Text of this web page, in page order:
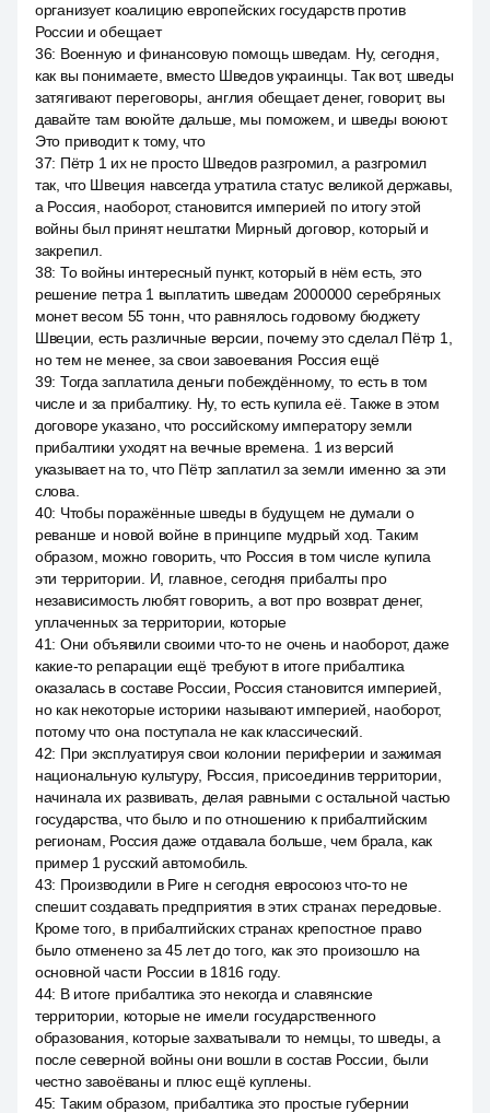
организует коалицию европейских государств против
России и обещает
36: Военную и финансовую помощь шведам. Ну, сегодня,
как вы понимаете, вместо Шведов украинцы. Так вот, шведы
затягивают переговоры, англия обещает денег, говорит, вы
давайте там воюйте дальше, мы поможем, и шведы воюют.
Это приводит к тому, что
37: Пётр 1 их не просто Шведов разгромил, а разгромил
так, что Швеция навсегда утратила статус великой державы,
а Россия, наоборот, становится империей по итогу этой
войны был принят нештатки Мирный договор, который и
закрепил.
38: То войны интересный пункт, который в нём есть, это
решение петра 1 выплатить шведам 2000000 серебряных
монет весом 55 тонн, что равнялось годовому бюджету
Швеции, есть различные версии, почему это сделал Пётр 1,
но тем не менее, за свои завоевания Россия ещё
39: Тогда заплатила деньги побеждённому, то есть в том
числе и за прибалтику. Ну, то есть купила её. Также в этом
договоре указано, что российскому императору земли
прибалтики уходят на вечные времена. 1 из версий
указывает на то, что Пётр заплатил за земли именно за эти
слова.
40: Чтобы поражённые шведы в будущем не думали о
реванше и новой войне в принципе мудрый ход. Таким
образом, можно говорить, что Россия в том числе купила
эти территории. И, главное, сегодня прибалты про
независимость любят говорить, а вот про возврат денег,
уплаченных за территории, которые
41: Они объявили своими что-то не очень и наоборот, даже
какие-то репарации ещё требуют в итоге прибалтика
оказалась в составе России, Россия становится империей,
но как некоторые историки называют империей, наоборот,
потому что она поступала не как классический.
42: При эксплуатируя свои колонии периферии и зажимая
национальную культуру, Россия, присоединив территории,
начинала их развивать, делая равными с остальной частью
государства, что было и по отношению к прибалтийским
регионам, Россия даже отдавала больше, чем брала, как
пример 1 русский автомобиль.
43: Производили в Риге н сегодня евросоюз что-то не
спешит создавать предприятия в этих странах передовые.
Кроме того, в прибалтийских странах крепостное право
было отменено за 45 лет до того, как это произошло на
основной части России в 1816 году.
44: В итоге прибалтика это некогда и славянские
территории, которые не имели государственного
образования, которые захватывали то немцы, то шведы, а
после северной войны они вошли в состав России, были
честно завоёваны и плюс ещё куплены.
45: Таким образом, прибалтика это простые губернии